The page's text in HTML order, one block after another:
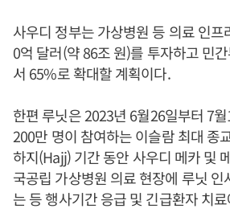
사우디 정부는 가상병원 등 의료 인
0억 달러(약 86조 원)를 투자하고 민
서 65%로 확대할 계획이다.
한편 루닛은 2023년 6월26일부터 7
200만 명이 참여하는 이슬람 최대 종
하지(Hajj) 기간 동안 사우디 메카 및
국공립 가상병원 의료 현장에 루닛 인
는 등 행사기간 응급 및 긴급환자 치